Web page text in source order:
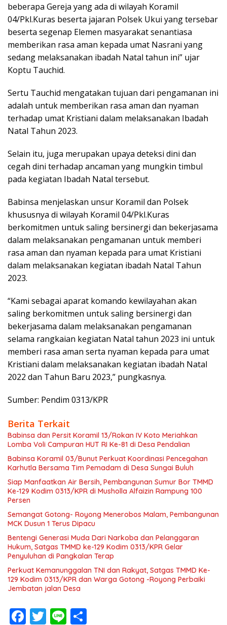
beberapa Gereja yang ada di wilayah Koramil
04/Pkl.Kuras beserta jajaran Polsek Ukui yang tersebar
beserta segenap Elemen masyarakat senantiasa
memberikan rasa aman kepada umat Nasrani yang
sedang melaksanakan ibadah Natal tahun ini” ujar
Koptu Tauchid.
Sertu Tauchid mengatakan tujuan dari pengamanan ini
adalah untuk memberikan rasa aman dan nyaman
terhadap umat Kristiani dalam melaksanakan Ibadah
Natal Tahun 2023.
Selain itu, juga merupakan upaya deteksi dini dan
cegah dini terhadap ancaman yang mungkin timbul
pada kegiatan Ibadah Natal tersebut.
Babinsa menjelaskan unsur Koramil dan Polsek
khususnya di wilayah Koramil 04/Pkl.Kuras
berkomitmen untuk saling bersinergi dan bekerjasama
dalam melaksanakan pengamanan untuk memberi
rasa aman dan nyaman kepada para umat Kristiani
dalam melaksanakan kegiatan ibadah Natal Tahun
2023.
“Kami sebagai aparat komando kewilayahan akan
saling berkomitmen untuk saling bersinergi dan
bekerjasama dalam melaksanakan pengamanan
selama rangkaian kegiatan Natal tahun 2023 ini untuk
memberi rasa aman serta nyaman kepada para umat
Kristiani dalam melaksanakan kegiatan ibadah Natal
2022 dan Tahun Baru 2023,” pungkasnya.
Sumber: Pendim 0313/KPR
Berita Terkait
Babinsa dan Persit Koramil 13/Rokan IV Koto Meriahkan
Lomba Voli Campuran HUT RI Ke-81 di Desa Pendalian
Babinsa Koramil 03/Bunut Perkuat Koordinasi Pencegahan
Karhutla Bersama Tim Pemadam di Desa Sungai Buluh
Siap Manfaatkan Air Bersih, Pembangunan Sumur Bor TMMD
Ke-129 Kodim 0313/KPR di Musholla Alfaizin Rampung 100
Persen
Semangat Gotong- Royong Menerobos Malam, Pembangunan
MCK Dusun 1 Terus Dipacu
Bentengi Generasi Muda Dari Narkoba dan Pelanggaran
Hukum, Satgas TMMD ke-129 Kodim 0313/KPR Gelar
Penyuluhan di Pangkalan Terap
Perkuat Kemanunggalan TNI dan Rakyat, Satgas TMMD Ke-
129 Kodim 0313/KPR dan Warga Gotong -Royong Perbaiki
Jembatan jalan Desa
F T Li